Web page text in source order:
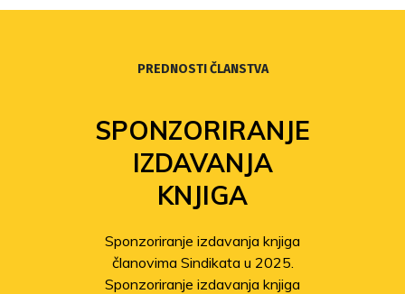
PREDNOSTI ČLANSTVA
SPONZORIRANJE
IZDAVANJA
KNJIGA
Sponzoriranje izdavanja knjiga
članovima Sindikata u 2025.
Sponzoriranje izdavanja knjiga